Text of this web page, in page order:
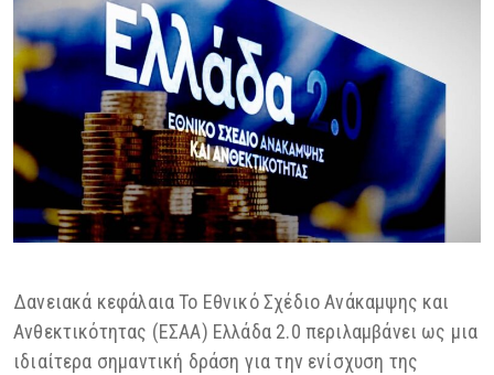
Δανειακά κεφάλαια Το Εθνικό Σχέδιο Ανάκαμψης και
Ανθεκτικότητας (ΕΣΑΑ) Ελλάδα 2.0 περιλαμβάνει ως μια
ιδιαίτερα σημαντική δράση για την ενίσχυση της